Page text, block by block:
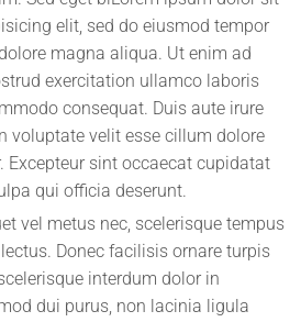
elit, sed do eiusmod tempor
magna aliqua. Ut enim ad
exercitation ullamco laboris
consequat. Duis aute irure
voluptate velit esse cillum dolore
Excepteur sint occaecat cupidatat
qui officia deserunt.
vel metus nec, scelerisque tempus
Donec facilisis ornare turpis
interdum dolor in
dui purus, non lacinia ligula